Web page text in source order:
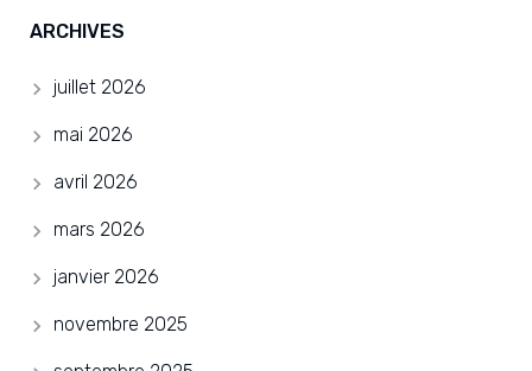
ARCHIVES
juillet 2026
mai 2026
avril 2026
mars 2026
janvier 2026
novembre 2025